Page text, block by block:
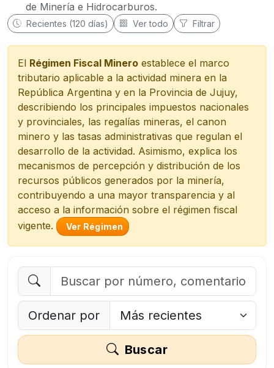
de Minería e Hidrocarburos.
Recientes (120 días) Ver todo Filtrar
El Régimen Fiscal Minero establece el marco
tributario aplicable a la actividad minera en la
República Argentina y en la Provincia de Jujuy,
describiendo los principales impuestos nacionales
y provinciales, las regalías mineras, el canon
minero y las tasas administrativas que regulan el
desarrollo de la actividad. Asimismo, explica los
mecanismos de percepción y distribución de los
recursos públicos generados por la minería,
contribuyendo a una mayor transparencia y al
acceso a la información sobre el régimen fiscal
vigente.
Ver Régimen
Ordenar por
Buscar